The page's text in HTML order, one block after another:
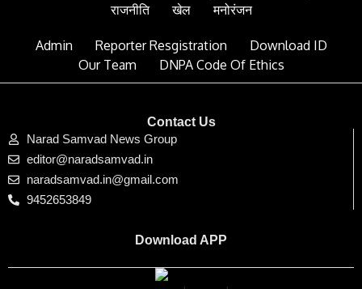
राजनीति
खेल मनोरंजन
Admin Reporter Resgistration
Download ID
Our Team
DNPA Code Of Ethics
Contact Us
Narad Samvad News Group
editor@naradsamvad.in
naradsamvad.in@gmail.com
9452653849
Download APP